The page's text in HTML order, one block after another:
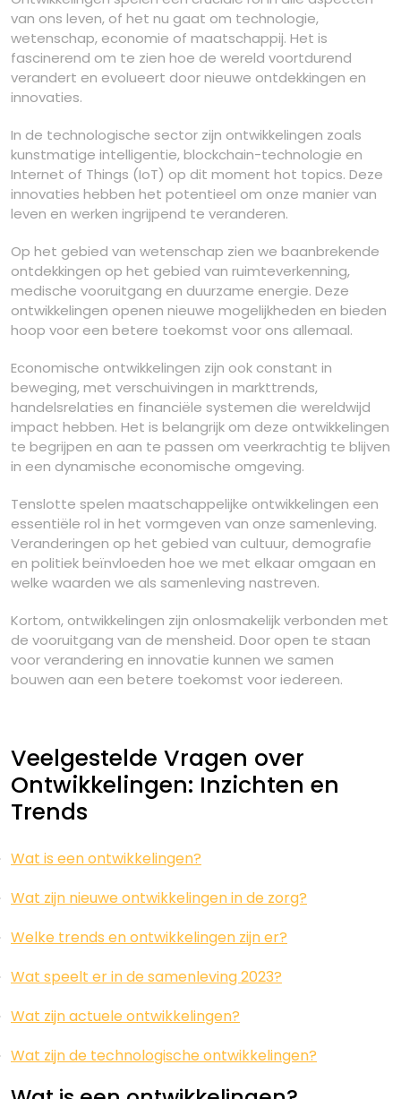
van ons leven, of het nu gaat om technologie,
wetenschap, economie of maatschappij. Het is
fascinerend om te zien hoe de wereld voortdurend
verandert en evolueert door nieuwe ontdekkingen en
innovaties.
In de technologische sector zijn ontwikkelingen zoals
kunstmatige intelligentie, blockchain-technologie en
Internet of Things (IoT) op dit moment hot topics. Deze
innovaties hebben het potentieel om onze manier van
leven en werken ingrijpend te veranderen.
Op het gebied van wetenschap zien we baanbrekende
ontdekkingen op het gebied van ruimteverkenning,
medische vooruitgang en duurzame energie. Deze
ontwikkelingen openen nieuwe mogelijkheden en bieden
hoop voor een betere toekomst voor ons allemaal.
Economische ontwikkelingen zijn ook constant in
beweging, met verschuivingen in markttrends,
handelsrelaties en financiële systemen die wereldwijd
impact hebben. Het is belangrijk om deze ontwikkelingen
te begrijpen en aan te passen om veerkrachtig te blijven
in een dynamische economische omgeving.
Tenslotte spelen maatschappelijke ontwikkelingen een
essentiële rol in het vormgeven van onze samenleving.
Veranderingen op het gebied van cultuur, demografie
en politiek beïnvloeden hoe we met elkaar omgaan en
welke waarden we als samenleving nastreven.
Kortom, ontwikkelingen zijn onlosmakelijk verbonden met
de vooruitgang van de mensheid. Door open te staan
voor verandering en innovatie kunnen we samen
bouwen aan een betere toekomst voor iedereen.
Veelgestelde Vragen over
Ontwikkelingen: Inzichten en
Trends
Wat is een ontwikkelingen?
Wat zijn nieuwe ontwikkelingen in de zorg?
Welke trends en ontwikkelingen zijn er?
Wat speelt er in de samenleving 2023?
Wat zijn actuele ontwikkelingen?
Wat zijn de technologische ontwikkelingen?